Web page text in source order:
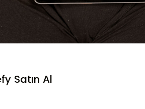
Satın Al